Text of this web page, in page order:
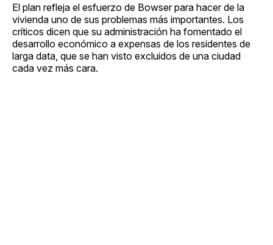
El plan refleja el esfuerzo de Bowser para hacer de la
vivienda uno de sus problemas más importantes. Los
críticos dicen que su administración ha fomentado el
desarrollo económico a expensas de los residentes de
larga data, que se han visto excluidos de una ciudad
cada vez más cara.